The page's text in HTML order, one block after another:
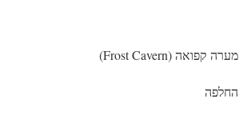
מערה קפואה (Frost Cavern)
החלפה